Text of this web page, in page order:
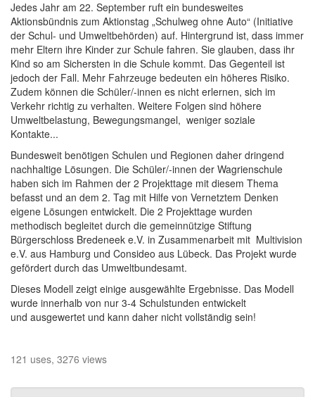
Jedes Jahr am 22. September ruft ein bundesweites
Aktionsbündnis zum Aktionstag „Schulweg ohne Auto“ (Initiative
der Schul- und Umweltbehörden) auf. Hintergrund ist, dass immer
mehr Eltern ihre Kinder zur Schule fahren. Sie glauben, dass ihr
Kind so am Sichersten in die Schule kommt. Das Gegenteil ist
jedoch der Fall. Mehr Fahrzeuge bedeuten ein höheres Risiko.
Zudem können die Schüler/-innen es nicht erlernen, sich im
Verkehr richtig zu verhalten. Weitere Folgen sind höhere
Umweltbelastung, Bewegungsmangel, weniger soziale
Kontakte...
Bundesweit benötigen Schulen und Regionen daher dringend
nachhaltige Lösungen. Die Schüler/-innen der Wagrienschule
haben sich im Rahmen der 2 Projekttage mit diesem Thema
befasst und an dem 2. Tag mit Hilfe von Vernetztem Denken
eigene Lösungen entwickelt. Die 2 Projekttage wurden
methodisch begleitet durch die gemeinnützige Stiftung
Bürgerschloss Bredeneek e.V. in Zusammenarbeit mit Multivision
e.V. aus Hamburg und Consideo aus Lübeck. Das Projekt wurde
gefördert durch das Umweltbundesamt.
Dieses Modell zeigt einige ausgewählte Ergebnisse. Das Modell
wurde innerhalb von nur 3-4 Schulstunden entwickelt
und ausgewertet und kann daher nicht vollständig sein!
121 uses, 3276 views